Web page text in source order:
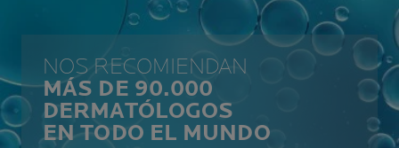
NOS RECOMIENDAN
MÁS DE 90.000
DERMATÓLOGOS
EN TODO EL MUNDO